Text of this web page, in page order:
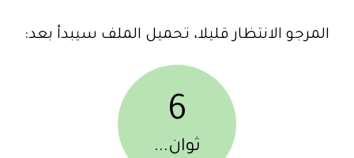
المرجو الانتظار قليلا، تحميل الملف سيبدأ بعد:
6
ثوان...